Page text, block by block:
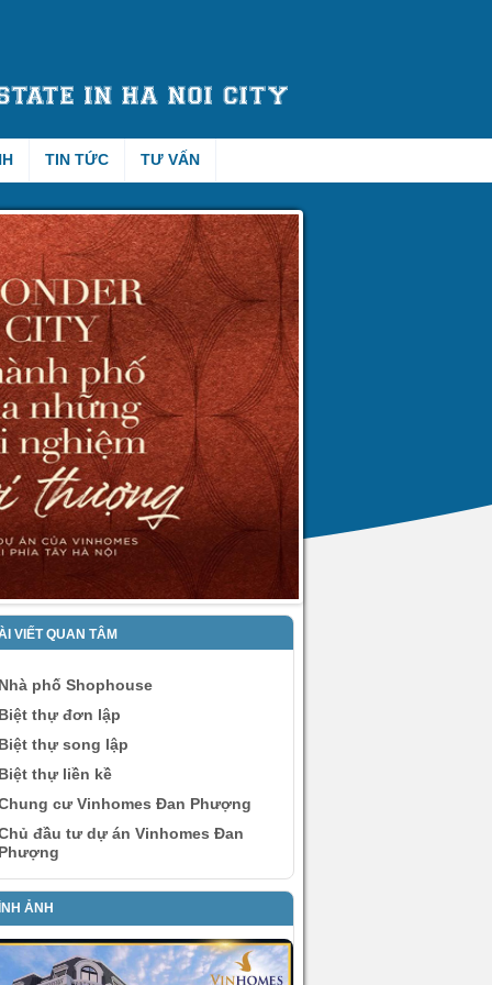
TIN TỨC TƯ VẤN
VIẾT QUAN TÂM
phố Shophouse
thự đơn lập
thự song lập
thự liền kề
cư Vinhomes Đan Phượng
đầu tư dự án Vinhomes Đan
ẢNH